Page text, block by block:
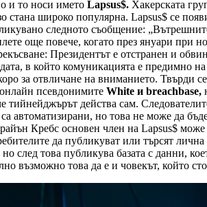
и то носи името Lapsus$. Хакерската
стана широко популярна. Lapsus$ се
следното съобщение:
още повече, когато през януари при
Президентът е отстранен и
в който комуникацията е предимно
за отвличане на вниманието. Твърди
псевдонимите White и breachbase,
тийнейджърът действа сам.
автоматизирани, но това не може да
Кребс основен член на Lapsus$
да публикуват или търсят
след това публикува базата с данни,
възможно това да е и човекът, който